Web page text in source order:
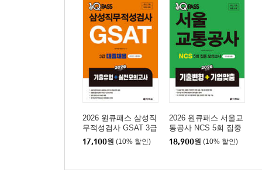
2026 원큐패스 삼성직
무적성검사 GSAT 3급
대졸채용 기출유형+실
전모의고사
17,100원 (10% 할인)
2026 원큐패스 서울교
통공사 NCS 5회 집중
(기출변형+기업맞춤)
18,900원 (10% 할인)